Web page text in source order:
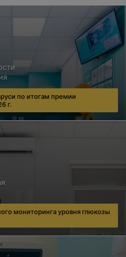
по итогам премии
г.
мониторинга уровня глюкозы